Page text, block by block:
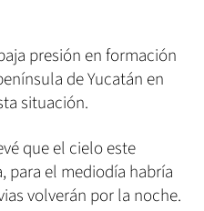
presión en formación
de Yucatán en
situación.
que el cielo este
para el mediodía habría
volverán por la noche.